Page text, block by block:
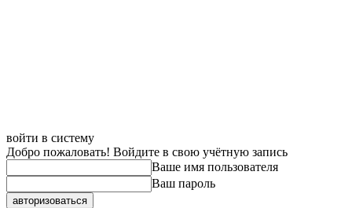
войти в систему
Добро пожаловать! Войдите в свою учётную запись
Ваше имя пользователя
Ваш пароль